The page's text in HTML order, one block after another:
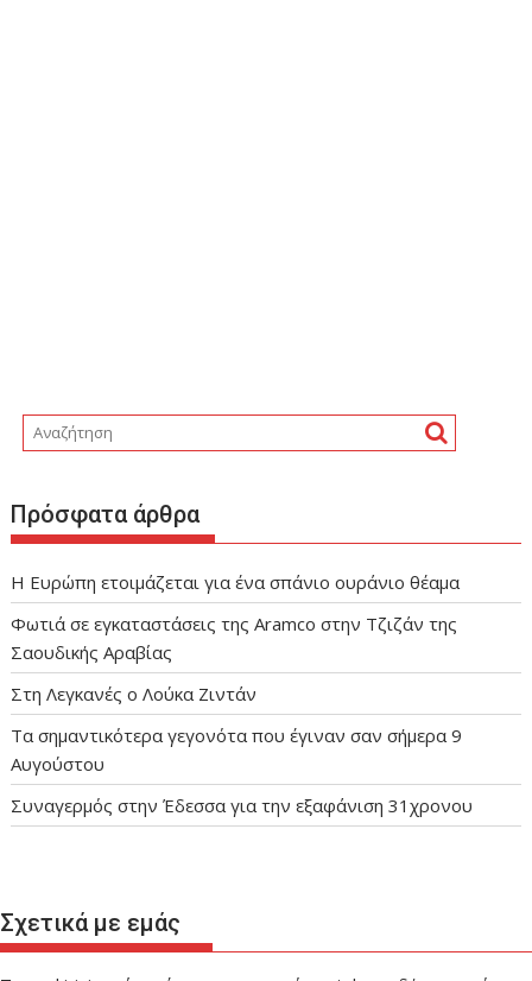
Πρόσφατα άρθρα
Η Ευρώπη ετοιμάζεται για ένα σπάνιο ουράνιο θέαμα
Φωτιά σε εγκαταστάσεις της Aramco στην Τζιζάν της
Σαουδικής Αραβίας
Στη Λεγκανές ο Λούκα Ζιντάν
Τα σημαντικότερα γεγονότα που έγιναν σαν σήμερα 9
Αυγούστου
Συναγερμός στην Έδεσσα για την εξαφάνιση 31χρονου
Σχετικά με εμάς